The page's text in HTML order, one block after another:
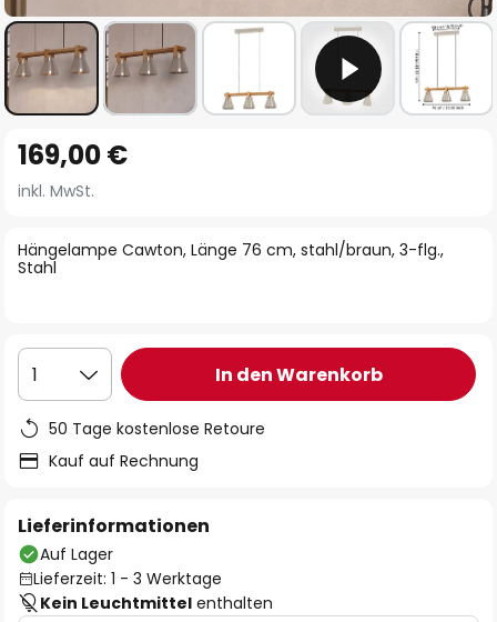
Anfang
der
springen
Hängelampe Cawton, Länge 76 cm, stahl/braun, 3-flg.,
Stahl
169,00 €
inkl. MwSt.
1 In den Warenkorb
50 Tage kostenlose Retoure
Kauf auf Rechnung
Lieferinformationen
Auf Lager
Lieferzeit: 1 - 3 Werktage
Kein Leuchtmittel enthalten